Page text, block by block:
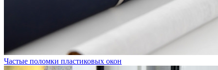
Частые поломки пластиковых окон